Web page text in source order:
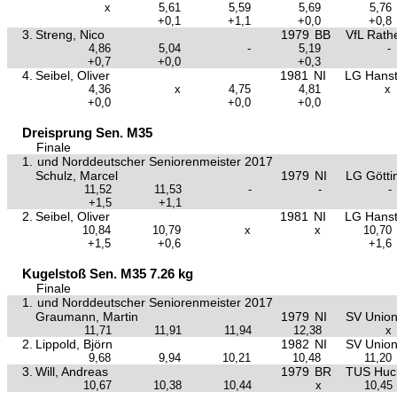
x 5,61 5,59 5,69
5,76
+0,1
+1,1 +0,0 +0,8
3. Streng, Nico 1979 BB VfL
4,86 5,04 - 5,19
-
+0,7
+0,0 +0,3
4. Seibel, Oliver 1981 NI LG
4,36 x 4,75 4,81
x
+0,0
+0,0 +0,0
Dreisprung Sen. M35
Finale
1.
und Norddeutscher Seniorenmeister 2017
Schulz, Marcel
1979 NI LG
11,52 11,53 - -
-
+1,5
+1,1
2. Seibel, Oliver 1981 NI LG
10,84 10,79 x x
10,70
+1,5
+0,6 +1,6
Kugelstoß Sen. M35 7.26 kg
Finale
1.
und Norddeutscher Seniorenmeister 2017
Graumann, Martin
1979 NI SV
11,71 11,91 11,94 12,38 x
2. Lippold, Björn 1982 NI SV
9,68 9,94 10,21 10,48 11,20
3. Will, Andreas 1979 BR TUS
10,67 10,38 10,44 x 10,45